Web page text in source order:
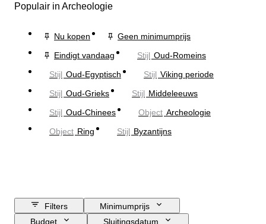
Populair in Archeologie
Nu kopen
Geen minimumprijs
Eindigt vandaag
Stijl Oud-Romeins
Stijl Oud-Egyptisch Stijl Viking periode
Stijl Oud-Grieks Stijl Middeleeuws
Stijl Oud-Chinees Object Archeologie
Object Ring Stijl Byzantijns
Filters
Minimumprijs
Budget
Sluitingsdatum